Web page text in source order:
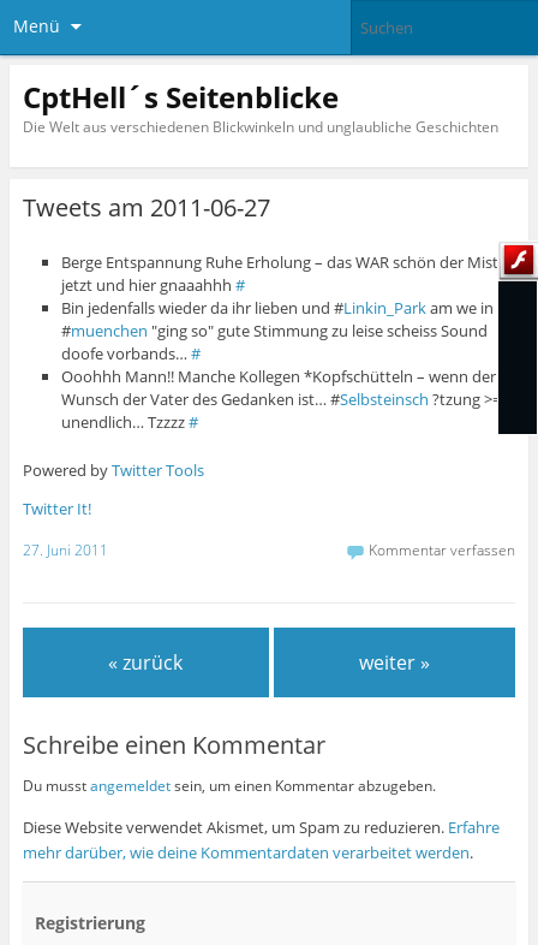
Menü
CptHell´s Seitenblicke
Die Welt aus verschiedenen Blickwinkeln und unglaubliche Geschichten
Tweets am 2011-06-27
Berge Entspannung Ruhe Erholung – das WAR schön der Mist
jetzt und hier gnaaahhh#
Bin jedenfalls wieder da ihr lieben und #Linkin_Parkam we in
#muenchen "ging so" gute Stimmung zu leise scheiss Sound
doofe vorbands…#
Ooohhh Mann!! Manche Kollegen *Kopfschütteln – wenn der
Wunsch der Vater des Gedanken ist… #Selbsteinsch ?tzung >=
unendlich… Tzzzz#
Powered byTwitter Tools
Twitter It!
27. Juni 2011 Kommentar verfassen
« zurück weiter »
Schreibe einen Kommentar
Du musstangemeldetsein, um einen Kommentar abzugeben.
Diese Website verwendet Akismet, um Spam zu reduzieren. Erfahre
mehr darüber, wie deine Kommentardaten verarbeitet werden.
Registrierung